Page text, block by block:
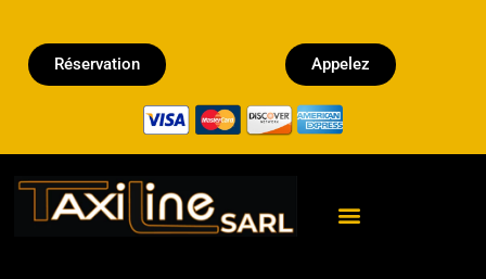
Réservation Appelez